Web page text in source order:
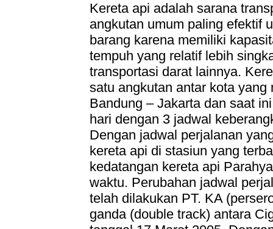
Kereta api adalah sarana
angkutan umum paling efektif
barang karena memiliki
tempuh yang relatif lebih
transportasi darat lainnya.
satu angkutan antar kota
Bandung – Jakarta dan saat
hari dengan 3 jadwal
Dengan jadwal perjalanan
kereta api di stasiun yang
kedatangan kereta api
waktu. Perubahan jadwal
telah dilakukan PT. KA
ganda (double track) antara